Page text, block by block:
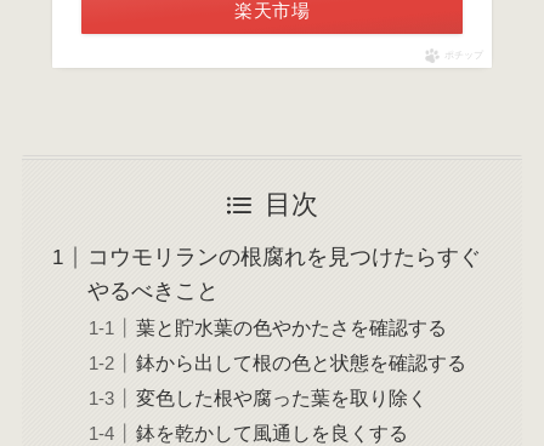
楽天市場
ポチップ
目次
コウモリランの根腐れを見つけたらすぐ
やるべきこと
葉と貯水葉の色やかたさを確認する
鉢から出して根の色と状態を確認する
変色した根や腐った葉を取り除く
鉢を乾かして風通しを良くする